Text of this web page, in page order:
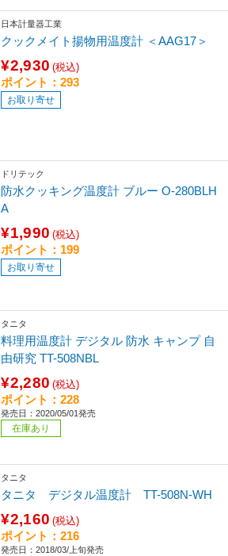
日本計量器工業
クックメイト揚物用温度計 ＜AAG17＞
¥2,930 (税込)
ポイント：293
お取り寄せ
ドリテック
防水クッキング温度計 ブルー O-280BLH
A
¥1,990 (税込)
ポイント：199
お取り寄せ
タニタ
料理用温度計 デジタル 防水 キャンプ 自
由研究 TT-508NBL
¥2,280 (税込)
ポイント：228
発売日：2020/05/01発売
在庫あり
タニタ
タニタ デジタル温度計 TT-508N-WH
¥2,160 (税込)
ポイント：216
発売日：2018/03/上旬発売